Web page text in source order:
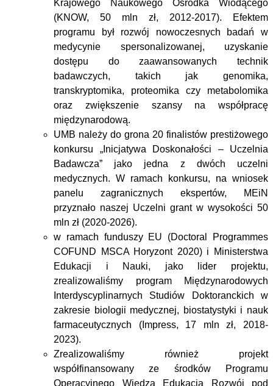
Krajowego Naukowego Ośrodka Wiodącego
(KNOW, 50 mln zł, 2012-2017). Efektem
programu był rozwój nowoczesnych badań w
medycynie spersonalizowanej, uzyskanie
dostępu do zaawansowanych technik
badawczych, takich jak genomika,
transkryptomika, proteomika czy metabolomika
oraz zwiększenie szansy na współpracę
międzynarodową.
UMB należy do grona 20 finalistów prestiżowego
konkursu „Inicjatywa Doskonałości – Uczelnia
Badawcza” jako jedna z dwóch uczelni
medycznych. W ramach konkursu, na wniosek
panelu zagranicznych ekspertów, MEiN
przyznało naszej Uczelni grant w wysokości 50
mln zł (2020-2026).
w ramach funduszy EU (Doctoral Programmes
COFUND MSCA Horyzont 2020) i Ministerstwa
Edukacji i Nauki, jako lider projektu,
zrealizowaliśmy program Międzynarodowych
Interdyscyplinarnych Studiów Doktoranckich w
zakresie biologii medycznej, biostatystyki i nauk
farmaceutycznych (Impress, 17 mln zł, 2018-
2023).
Zrealizowaliśmy również projekt
współfinansowany ze środków Programu
Operacyjnego Wiedza Edukacja Rozwój pod